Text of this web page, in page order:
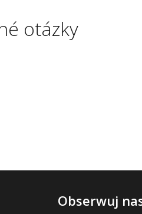
otázky
Obserwuj